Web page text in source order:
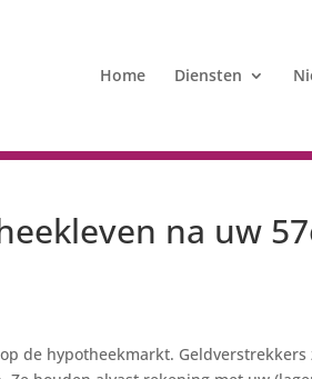
Home Diensten
na uw
de hypotheekmarkt.